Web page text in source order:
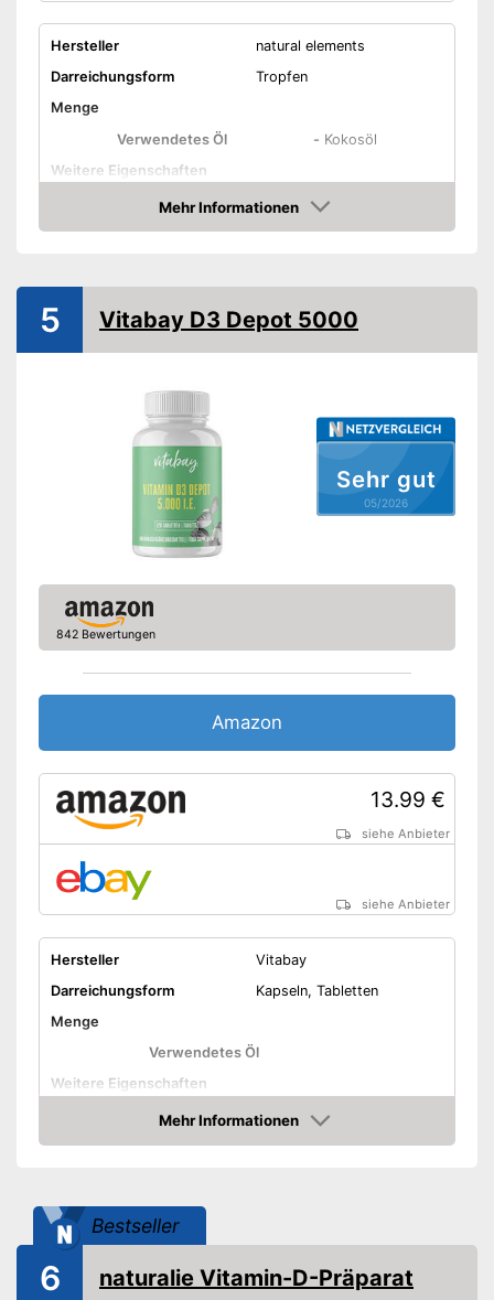
Hersteller
natural elements
Darreichungsform
Tropfen
Menge
Verwendetes Öl
- Kokosöl
Weitere Eigenschaften
Vegetarisch
Vegan
Hergestellt ohne Farbstoffe
Frei von Magnesiumstearat
Amazon Lieferzeit
Mehr Informationen
Amazon
Sehr gut
05/2026
5 Vitabay D3 Depot 5000
842 Bewertungen
Amazon
13.99 €
siehe Anbieter
siehe Anbieter
Hersteller
Vitabay
Darreichungsform
Kapseln, Tabletten
Menge
Verwendetes Öl
Weitere Eigenschaften
Vegan
Ohne Magnesiumstearat
Mehr Informationen
Amazon
Bestseller
6 naturalie Vitamin-D-Präparat